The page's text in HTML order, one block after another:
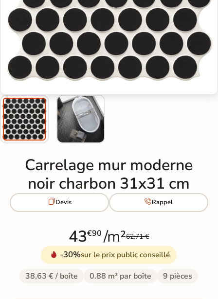
Carrelage mur moderne
noir charbon 31x31 cm
Devis Rappel
43€90 /m²62,71 €
-30%sur le prix public conseillé
38,63 € / boîte 0.88 m² par boîte 9 pièces